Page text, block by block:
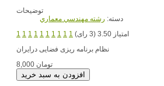
توضیحات
دسته: رشته مهندسي معماري
1 1 1 1 1 1 1 1 1 1
امتیاز 3.50 (3 رای)
نظام برنامه ریزی فضایی درایران
8,000 تومان